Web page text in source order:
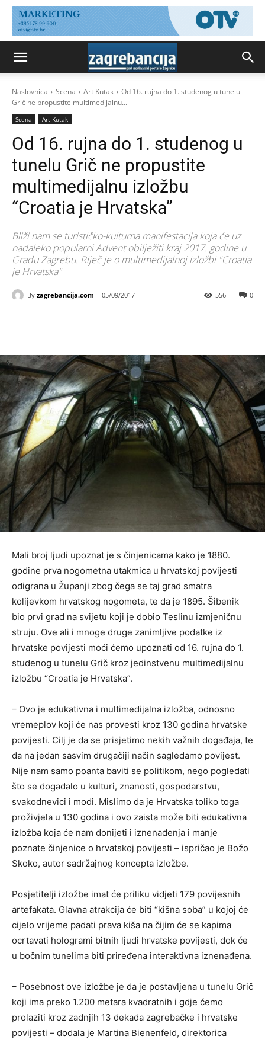
Naslovnica Scena Art Kutak
Od 16. rujna do 1. studenog u tunelu
Grič ne propustite multimedijalnu...
Scena Art Kutak
Od 16. rujna do 1. studenog u
tunelu Grič ne propustite
multimedijalnu izložbu
“Croatia je Hrvatska”
Bliži nam se turističko-kulturna manifestacija koja će uz
nadaleko popularni Advent obilježiti kraj 2017. godine u
Gradu Zagrebu. Riječ je o multimedijalnoj izložbi "Croatia
je Hrvatska"
By zagrebancija.com 05/09/2017 0
556
Mali broj ljudi upoznat je s činjenicama kako je 1880.
godine prva nogometna utakmica u hrvatskoj povijesti
odigrana u Županji zbog čega se taj grad smatra
kolijevkom hrvatskog nogometa, te da je 1895. Šibenik
bio prvi grad na svijetu koji je dobio Teslinu izmjeničnu
struju. Ove ali i mnoge druge zanimljive podatke iz
hrvatske povijesti moći ćemo upoznati od 16. rujna do 1.
studenog u tunelu Grič kroz jedinstvenu multimedijalnu
izložbu “Croatia je Hrvatska”.
– Ovo je edukativna i multimedijalna izložba, odnosno
vremeplov koji će nas provesti kroz 130 godina hrvatske
povijesti. Cilj je da se prisjetimo nekih važnih događaja, te
da na jedan sasvim drugačiji način sagledamo povijest.
Nije nam samo poanta baviti se politikom, nego pogledati
što se događalo u kulturi, znanosti, gospodarstvu,
svakodnevici i modi. Mislimo da je Hrvatska toliko toga
proživjela u 130 godina i ovo zaista može biti edukativna
izložba koja će nam donijeti i iznenađenja i manje
poznate činjenice o hrvatskoj povijesti – ispričao je Božo
Skoko, autor sadržajnog koncepta izložbe.
Posjetitelji izložbe imat će priliku vidjeti 179 povijesnih
artefakata. Glavna atrakcija će biti “kišna soba” u kojoj će
cijelo vrijeme padati prava kiša na čijim će se kapima
ocrtavati hologrami bitnih ljudi hrvatske povijesti, dok će
u bočnim tunelima biti priređena interaktivna iznenađena.
– Posebnost ove izložbe je da je postavljena u tunelu Grič
koji ima preko 1.200 metara kvadratnih i gdje ćemo
prolaziti kroz zadnjih 13 dekada zagrebačke i hrvatske
povijesti – dodala je Martina Bienenfeld, direktorica